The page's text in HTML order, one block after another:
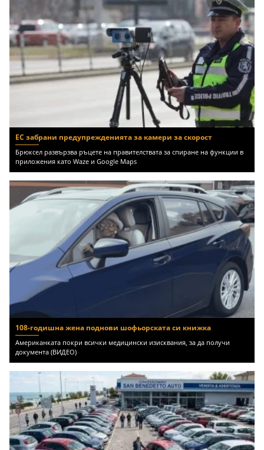
ЕС забрани предупрежденията за камери за скорост
Брюксел развързва ръцете на правителствата за спиране на функции в
приложения като Waze и Google Maps
108-годишна жена поднови шофьорската си книжка
Американката покри всички медицински изисквания, за да получи
документа (ВИДЕО)